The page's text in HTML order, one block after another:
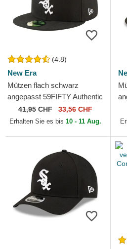
(4.8)
New Era
Mützen flach schwarz
angepasst 59FIFTY Authentic
On Field Game der Chicago
White Sox MLB von New Era
41,95CHF 33,56 CHF
Erhalten Sie es bis 10 - 11 Aug.